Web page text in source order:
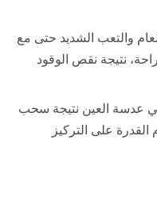
والتعب الشديد حتى مع
نتيجة نقص الوقود
عدسة العين نتيجة سحب
على التركيز